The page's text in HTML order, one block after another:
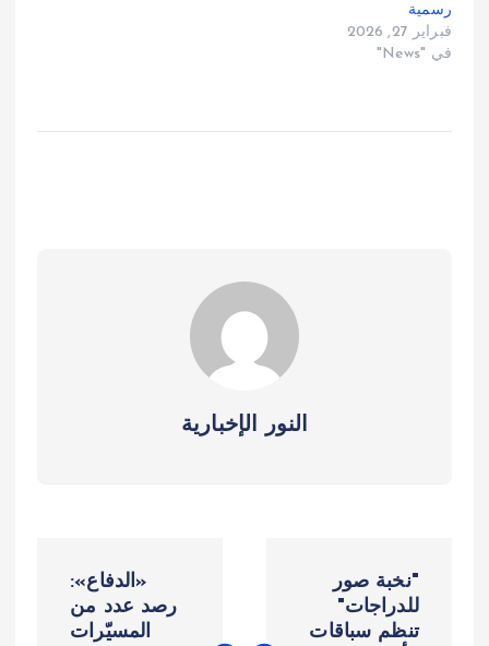
رسمية
فبراير 27, 2026
في "News"
النور الإخبارية
ص
"نخبة صور
للدراجات"
تنظم سباقات
«الدفاع»:
رصد عدد من
المسيّرات